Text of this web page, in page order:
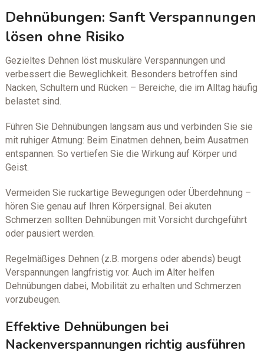
Dehnübungen: Sanft Verspannungen
lösen ohne Risiko
Gezieltes Dehnen löst muskuläre Verspannungen und
verbessert die Beweglichkeit. Besonders betroffen sind
Nacken, Schultern und Rücken – Bereiche, die im Alltag häufig
belastet sind.
Führen Sie Dehnübungen langsam aus und verbinden Sie sie
mit ruhiger Atmung: Beim Einatmen dehnen, beim Ausatmen
entspannen. So vertiefen Sie die Wirkung auf Körper und
Geist.
Vermeiden Sie ruckartige Bewegungen oder Überdehnung –
hören Sie genau auf Ihren Körpersignal. Bei akuten
Schmerzen sollten Dehnübungen mit Vorsicht durchgeführt
oder pausiert werden.
Regelmäßiges Dehnen (z.B. morgens oder abends) beugt
Verspannungen langfristig vor. Auch im Alter helfen
Dehnübungen dabei, Mobilität zu erhalten und Schmerzen
vorzubeugen.
Effektive Dehnübungen bei
Nackenverspannungen richtig ausführen